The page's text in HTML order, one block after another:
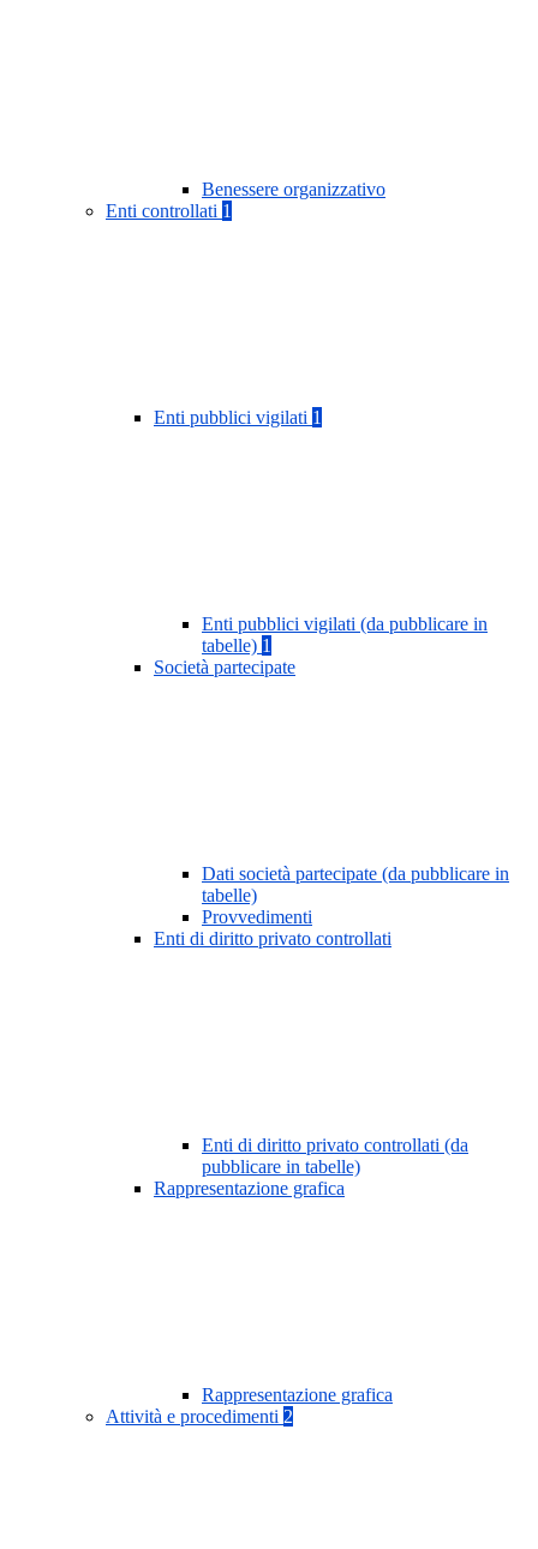
Benessere organizzativo
Enti controllati 1
Enti pubblici vigilati 1
Enti pubblici vigilati (da pubblicare in
tabelle) 1
Società partecipate
Dati società partecipate (da pubblicare in
tabelle)
Provvedimenti
Enti di diritto privato controllati
Enti di diritto privato controllati (da
pubblicare in tabelle)
Rappresentazione grafica
Rappresentazione grafica
Attività e procedimenti 2